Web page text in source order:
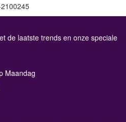
de laatste trends en onze speciale
Maandag